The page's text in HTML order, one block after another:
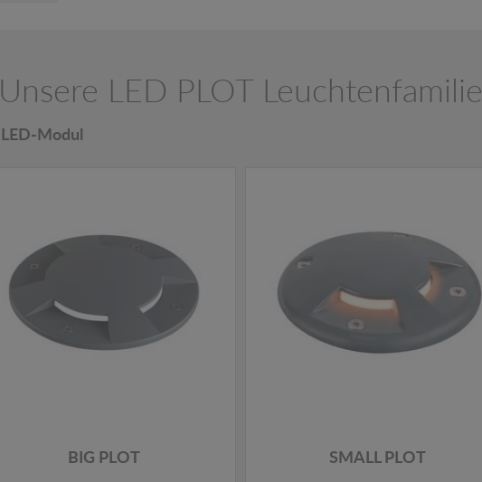
Unsere LED PLOT Leuchtenfamilie
LED-Modul
BIG PLOT SMALL PLOT